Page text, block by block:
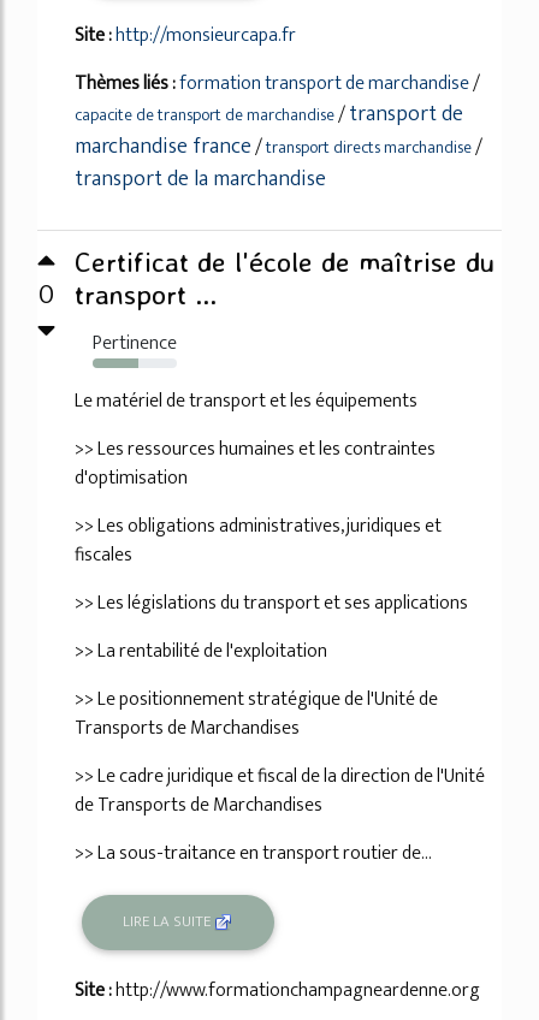
Site :http://monsieurcapa.fr
Thèmes liés :formation transport de marchandise/
capacite de transport de marchandise/transport de
marchandise france/transport directs marchandise/
transport de la marchandise
0
Certificat de l'école de maîtrise du
transport ...
Pertinence
54%
Le matériel de transport et les équipements
>> Les ressources humaines et les contraintes
d'optimisation
>> Les obligations administratives, juridiques et
fiscales
>> Les législations du transport et ses applications
>> La rentabilité de l'exploitation
>> Le positionnement stratégique de l'Unité de
Transports de Marchandises
>> Le cadre juridique et fiscal de la direction de l'Unité
de Transports de Marchandises
>> La sous-traitance en transport routier de...
LIRE LA SUITE
Site :http://www.formationchampagneardenne.org